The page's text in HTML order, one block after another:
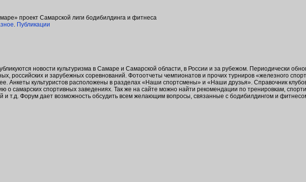
проект Самарской лиги бодибилдинга и фитнеса
. Публикации
новости культуризма в Самаре и Самарской области, в России и за рубежом. Периодически
российских и зарубежных соревнований. Фотоотчеты чемпионатов и прочих турниров «железного
Анкеты культуристов расположены в разделах «Наши спортсмены» и «Наши друзья». Справочник
о самарских спортивных заведениях. Так же на сайте можно найти рекомендации по тренировкам,
и т.д. Форум дает возможность обсудить всем желающим вопросы, связанные с бодибилдингом и